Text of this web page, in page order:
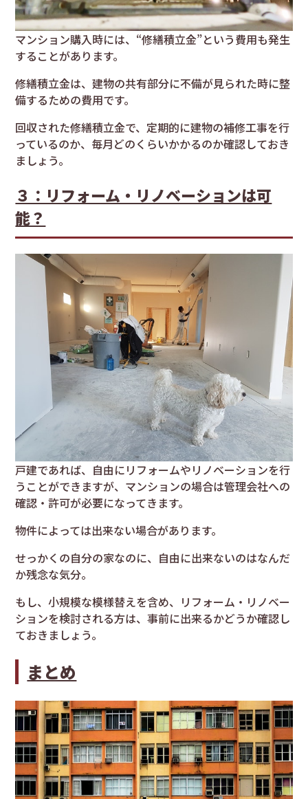
マンション購入時には、“修繕積立金”という費用も発生
することがあります。
修繕積立金は、建物の共有部分に不備が見られた時に整
備するための費用です。
回収された修繕積立金で、定期的に建物の補修工事を行
っているのか、毎月どのくらいかかるのか確認しておき
ましょう。
３：リフォーム・リノベーションは可
能？
戸建であれば、自由にリフォームやリノベーションを行
うことができますが、マンションの場合は管理会社への
確認・許可が必要になってきます。
物件によっては出来ない場合があります。
せっかくの自分の家なのに、自由に出来ないのはなんだ
か残念な気分。
もし、小規模な模様替えを含め、リフォーム・リノベー
ションを検討される方は、事前に出来るかどうか確認し
ておきましょう。
まとめ